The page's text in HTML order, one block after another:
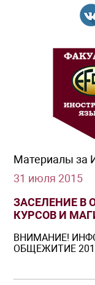
Материалы за
31 июля 2015
ЗАСЕЛЕНИЕ В
КУРСОВ И
ВНИМАНИЕ!
ОБЩЕЖИТИЕ